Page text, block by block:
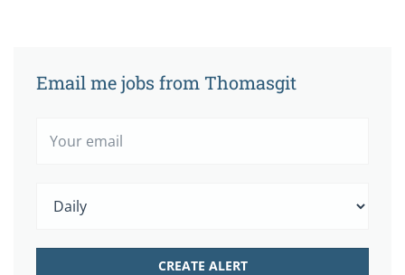
Email me jobs from Thomasgit